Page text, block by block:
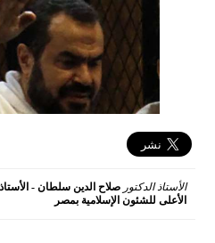
الأستاذ الدكتورصلاح الدين سلطان -
الأعلى للشئون الإسلامية بمصر